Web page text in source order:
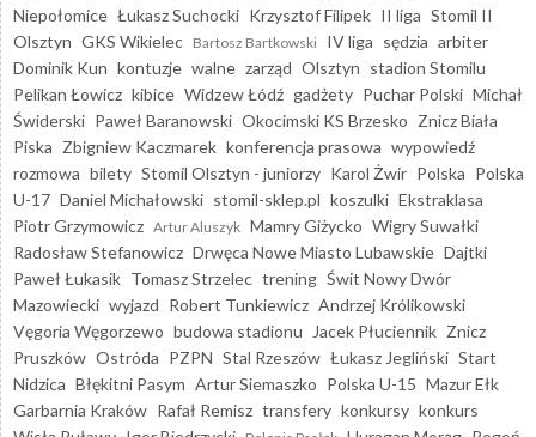
Niepołomice Łukasz Suchocki Krzysztof Filipek II liga Stomil II
Olsztyn GKS Wikielec Bartosz Bartkowski IV liga sędzia arbiter
Dominik Kun kontuzje walne zarząd Olsztyn stadion Stomilu
Pelikan Łowicz kibice Widzew Łódź gadżety Puchar Polski Michał
Świderski Paweł Baranowski Okocimski KS Brzesko Znicz Biała
Piska Zbigniew Kaczmarek konferencja prasowa wypowiedź
rozmowa bilety Stomil Olsztyn - juniorzy Karol Żwir Polska Polska
U-17 Daniel Michałowski stomil-sklep.pl koszulki Ekstraklasa
Piotr Grzymowicz Artur Aluszyk Mamry Giżycko Wigry Suwałki
Radosław Stefanowicz Drwęca Nowe Miasto Lubawskie Dajtki
Paweł Łukasik Tomasz Strzelec trening Świt Nowy Dwór
Mazowiecki wyjazd Robert Tunkiewicz Andrzej Królikowski
Vęgoria Węgorzewo budowa stadionu Jacek Płuciennik Znicz
Pruszków Ostróda PZPN Stal Rzeszów Łukasz Jegliński Start
Nidzica Błękitni Pasym Artur Siemaszko Polska U-15 Mazur Ełk
Garbarnia Kraków Rafał Remisz transfery konkursy konkurs